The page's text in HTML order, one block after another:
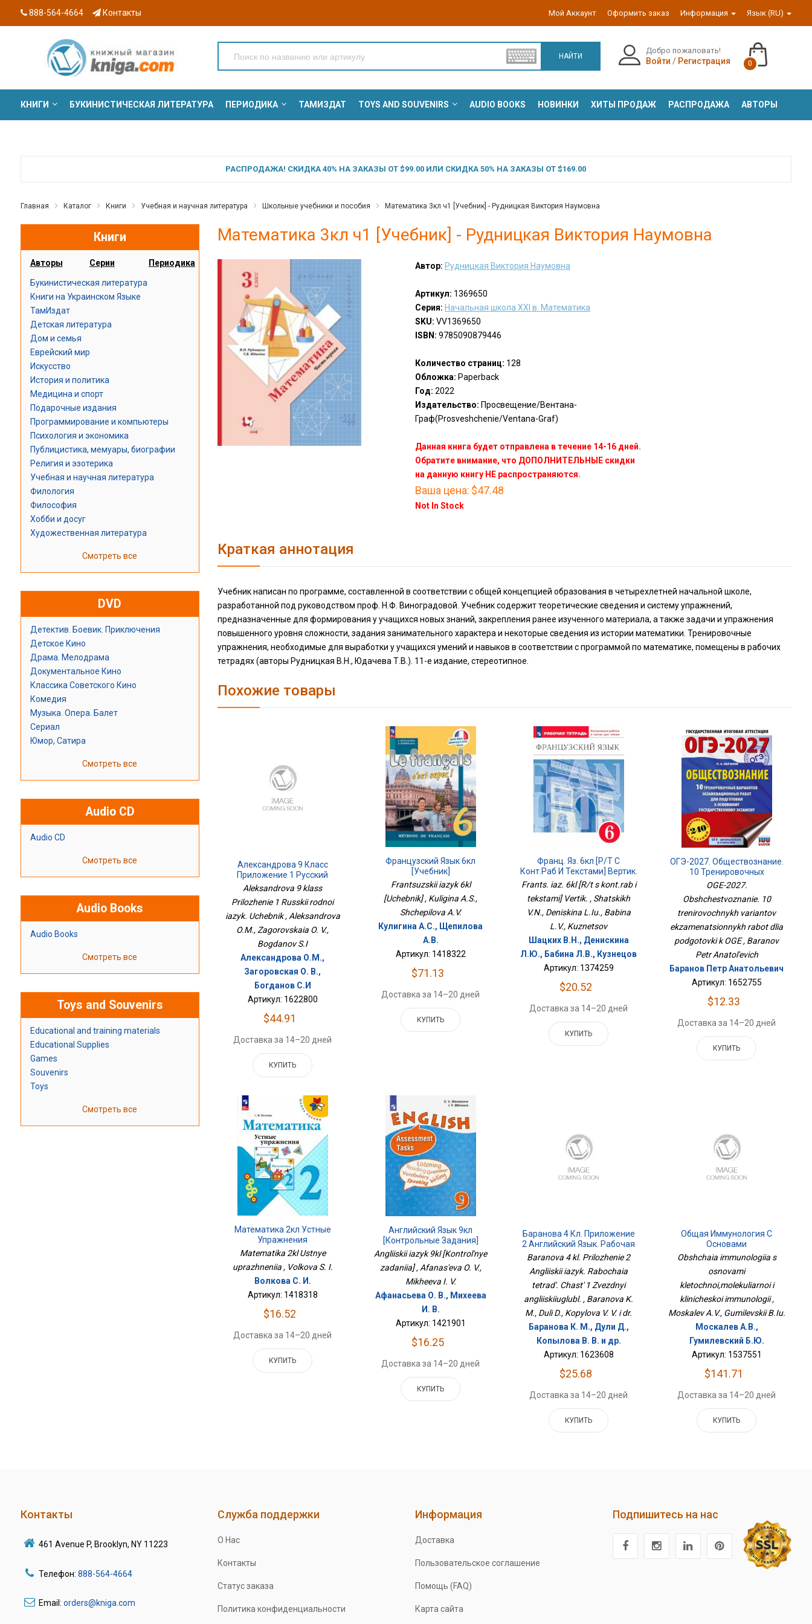
888-564-4664 Контакты Мой Аккаунт Оформить заказ Информация Язык (RU)
НАЙТИ
Добро пожаловать!
Войти / Регистрация 0
КНИГИ БУКИНИСТИЧЕСКАЯ ЛИТЕРАТУРА ПЕРИОДИКА ТАМИЗДАТ TOYS AND SOUVENIRS AUDIO BOOKS НОВИНКИ ХИТЫ ПРОДАЖ РАСПРОДАЖА АВТОРЫ
РАСПРОДАЖА! СКИДКА 40% НА ЗАКАЗЫ ОТ $99.00 ИЛИ СКИДКА 50% НА ЗАКАЗЫ ОТ $169.00
Главная Каталог Книги Учебная и научная литература Школьные учебники и пособия Математика 3кл ч1 [Учебник] - Рудницкая Виктория Наумовна
Книги
Авторы Серии Периодика
Букинистическая литература
Книги на Украинском Языке
ТамИздат
Детская литература
Дом и семья
Еврейский мир
Искусство
История и политика
Медицина и спорт
Подарочные издания
Программирование и компьютеры
Психология и экономика
Публицистика, мемуары, биографии
Религия и эзотерика
Учебная и научная литература
Филология
Философия
Хобби и досуг
Художественная литература
Смотреть все
DVD
Детектив. Боевик. Приключения
Детское Кино
Драма. Мелодрама
Документальное Кино
Классика Советского Кино
Комедия
Музыка. Опера. Балет
Сериал
Юмор, Сатира
Смотреть все
Audio CD
Audio CD
Смотреть все
Audio Books
Audio Books
Смотреть все
Toys and Souvenirs
Educational and training materials
Educational Supplies
Games
Souvenirs
Toys
Смотреть все
Математика 3кл ч1 [Учебник] - Рудницкая Виктория Наумовна
Автор: Рудницкая Виктория Наумовна
Артикул: 1369650
Серия: Начальная школа XXI в. Математика
SKU: VV1369650
ISBN: 9785090879446
Количество страниц: 128
Обложка: Paperback
Год: 2022
Издательство: Просвещение/Вентана-
Граф(Prosveshchenie/Ventana-Graf)
Данная книга будет отправлена в течение 14-16 дней.
Обратите внимание, что ДОПОЛНИТЕЛЬНЫЕ скидки
на данную книгу НЕ распространяются.
Ваша цена: $47.48
Not In Stock
Краткая аннотация
Учебник написан по программе, составленной в соответствии с общей концепцией образования в четырехлетней начальной школе,
разработанной под руководством проф. Н.Ф. Виноградовой. Учебник содержит теоретические сведения и систему упражнений,
предназначенные для формирования у учащихся новых знаний, закрепления ранее изученного материала, а также задачи и упражнения
повышенного уровня сложности, задания занимательного характера и некоторые сведения из истории математики. Тренировочные
упражнения, необходимые для выработки у учащихся умений и навыков в соответствии с программой по математике, помещены в рабочих
тетрадях (авторы Рудницкая В.Н., Юдачева Т.В.). 11-е издание, стереотипное.
Похожие товары
Александрова 9 Класс
Приложение 1 Русский
Родной Язык. Учебник
Aleksandrova 9 klass
Prilozhenie 1 Russkii rodnoi
iazyk. Uchebnik , Aleksandrova
O.M., Zagorovskaia O. V.,
Bogdanov S.I
Александрова О.М.,
Загоровская О. В.,
Богданов С.И
Артикул: 1622800
$44.91
Доставка за 14–20 дней
КУПИТЬ
Французский Язык 6кл
[Учебник]
Frantsuzskii iazyk 6kl
[Uchebnik] , Kuligina A.S.,
Shchepilova A.V.
Кулигина А.С., Щепилова
А.В.
Артикул: 1418322
$71.13
Доставка за 14–20 дней
КУПИТЬ
Франц. Яз. 6кл [Р/т С
Конт.раб И Текстами] Вертик.
Frants. iaz. 6kl [R/t s kont.rab i
tekstami] Vertik. , Shatskikh
V.N., Deniskina L.Iu., Babina
L.V., Kuznetsov
Шацких В.Н., Денискина
Л.Ю., Бабина Л.В., Кузнецов
Артикул: 1374259
$20.52
Доставка за 14–20 дней
КУПИТЬ
ОГЭ-2027. Обществознание.
10 Тренировочных
Вариантов
Для Подготовки К ОГЭ
OGE-2027.
Obshchestvoznanie. 10
trenirovochnykh variantov
ekzamenatsionnykh rabot dlia
podgotovki k OGE , Baranov
Petr Anatol'evich
Баранов Петр Анатольевич
Артикул: 1652755
$12.33
Доставка за 14–20 дней
КУПИТЬ
Математика 2кл Устные
Упражнения
Matematika 2kl Ustnye
uprazhneniia , Volkova S. I.
Волкова С. И.
Артикул: 1418318
$16.52
Доставка за 14–20 дней
КУПИТЬ
Английский Язык 9кл
[Контрольные Задания]
Angliiskii iazyk 9kl [Kontrol'nye
zadaniia] , Afanas'eva O. V.,
Mikheeva I. V.
Афанасьева О. В., Михеева
И. В.
Артикул: 1421901
$16.25
Доставка за 14–20 дней
КУПИТЬ
Баранова 4 Кл. Приложение
2 Английский Язык. Рабочая
Тетрадь. Часть 1 Звёздный
Baranova 4 kl. Prilozhenie 2
Angliiskii iazyk. Rabochaia
tetrad'. Chast' 1 Zvezdnyi
angliiskiiuglubl. , Baranova K.
M., Duli D., Kopylova V. V. i dr.
Баранова К. М., Дули Д.,
Копылова В. В. и др.
Артикул: 1623608
$25.68
Доставка за 14–20 дней
КУПИТЬ
Общая Иммунология С
Основами
Клеточной,молекулярной И
Клинической Иммунологии
Obshchaia immunologiia s
osnovami
kletochnoi,molekuliarnoi i
klinicheskoi immunologii ,
Moskalev A.V., Gumilevskii B.Iu.
Москалев А.В.,
Гумилевский Б.Ю.
Артикул: 1537551
$141.71
Доставка за 14–20 дней
КУПИТЬ
Контакты
461 Avenue P, Brooklyn, NY 11223
Телефон: 888-564-4664
Email: orders@kniga.com
Служба поддержки
О Нас
Контакты
Статус заказа
Политика конфиденциальности
Информация
Доставка
Пользовательское соглашение
Помощь (FAQ)
Карта сайта
Подпишитесь на нас